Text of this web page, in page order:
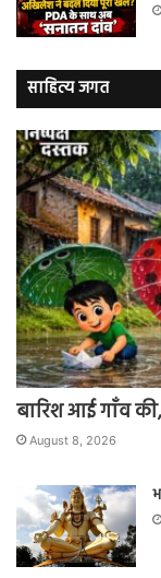
साहित्य जगत
बारिश आई गाँव
August 8, 2026